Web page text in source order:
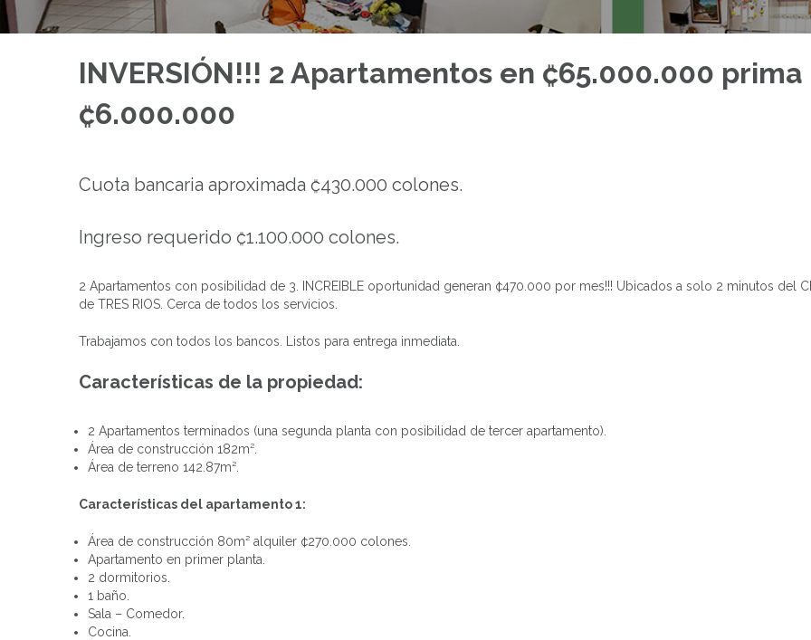
INVERSIÓN!!! 2 Apartamentos en ₡65.000.000 prima
₡6.000.000
Cuota bancaria aproximada ₡430.000 colones.
Ingreso requerido ₡1.100.000 colones.
2 Apartamentos con posibilidad de 3. INCREIBLE oportunidad generan ¢470.000 por mes!!! Ubicados a solo 2 minutos del
de TRES RIOS. Cerca de todos los servicios.
Trabajamos con todos los bancos. Listos para entrega inmediata.
Características de la propiedad:
2 Apartamentos terminados (una segunda planta con posibilidad de tercer apartamento).
Área de construcción 182m².
Área de terreno 142.87m².
Características del apartamento 1:
Área de construcción 80m² alquiler ¢270.000 colones.
Apartamento en primer planta.
2 dormitorios.
1 baño.
Sala – Comedor.
Cocina.